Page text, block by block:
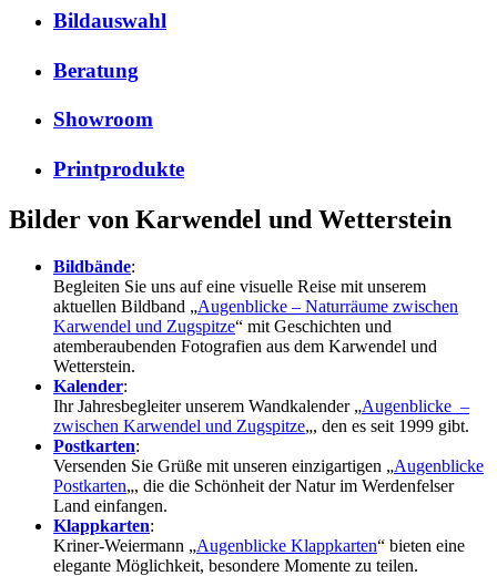
Bildauswahl
Beratung
Showroom
Printprodukte
Bilder von Karwendel und Wetterstein
Bildbände:
Begleiten Sie uns auf eine visuelle Reise mit unserem
aktuellen Bildband „Augenblicke – Naturräume zwischen
Karwendel und Zugspitze“ mit Geschichten und
atemberaubenden Fotografien aus dem Karwendel und
Wetterstein.
Kalender:
Ihr Jahresbegleiter unserem Wandkalender „Augenblicke –
zwischen Karwendel und Zugspitze„, den es seit 1999 gibt.
Postkarten:
Versenden Sie Grüße mit unseren einzigartigen „Augenblicke
Postkarten„, die die Schönheit der Natur im Werdenfelser
Land einfangen.
Klappkarten:
Kriner-Weiermann „Augenblicke Klappkarten“ bieten eine
elegante Möglichkeit, besondere Momente zu teilen.